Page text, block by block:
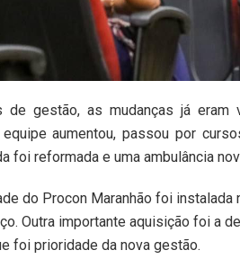
de gestão, as mudanças já
aumentou, passou por
foi reformada e uma ambulância
do Procon Maranhão foi
Outra importante aquisição foi a
foi prioridade da nova gestão.